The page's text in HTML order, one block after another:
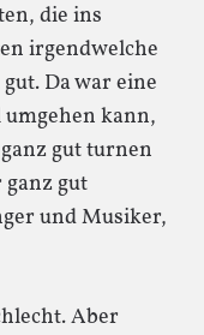
die ins
irgendwelche
Da war eine
kann,
gut turnen
gut
und Musiker,
Aber